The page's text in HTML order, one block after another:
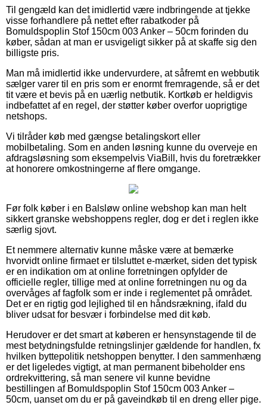
Til gengæld kan det imidlertid være indbringende at tjekke
visse forhandlere på nettet efter rabatkoder på
Bomuldspoplin Stof 150cm 003 Anker – 50cm forinden du
køber, sådan at man er usvigeligt sikker på at skaffe sig den
billigste pris.
Man må imidlertid ikke undervurdere, at såfremt en webbutik
sælger varer til en pris som er enormt fremragende, så er det
tit være et bevis på en uærlig netbutik. Kortkøb er heldigvis
indbefattet af en regel, der støtter køber overfor uoprigtige
netshops.
Vi tilråder køb med gængse betalingskort eller
mobilbetaling. Som en anden løsning kunne du overveje en
afdragsløsning som eksempelvis ViaBill, hvis du foretrækker
at honorere omkostningerne af flere omgange.
Før folk køber i en Balsløw online webshop kan man helt
sikkert granske webshoppens regler, dog er det i reglen ikke
særlig sjovt.
Et nemmere alternativ kunne måske være at bemærke
hvorvidt online firmaet er tilsluttet e-mærket, siden det typisk
er en indikation om at online forretningen opfylder de
officielle regler, tillige med at online forretningen nu og da
overvåges af fagfolk som er inde i reglementet på området.
Det er en rigtig god lejlighed til en håndsrækning, ifald du
bliver udsat for besvær i forbindelse med dit køb.
Herudover er det smart at køberen er hensynstagende til de
mest betydningsfulde retningslinjer gældende for handlen, fx
hvilken byttepolitik netshoppen benytter. I den sammenhæng
er det ligeledes vigtigt, at man permanent bibeholder ens
ordrekvittering, så man senere vil kunne bevidne
bestillingen af Bomuldspoplin Stof 150cm 003 Anker –
50cm, uanset om du er på gaveindkøb til en dreng eller pige.